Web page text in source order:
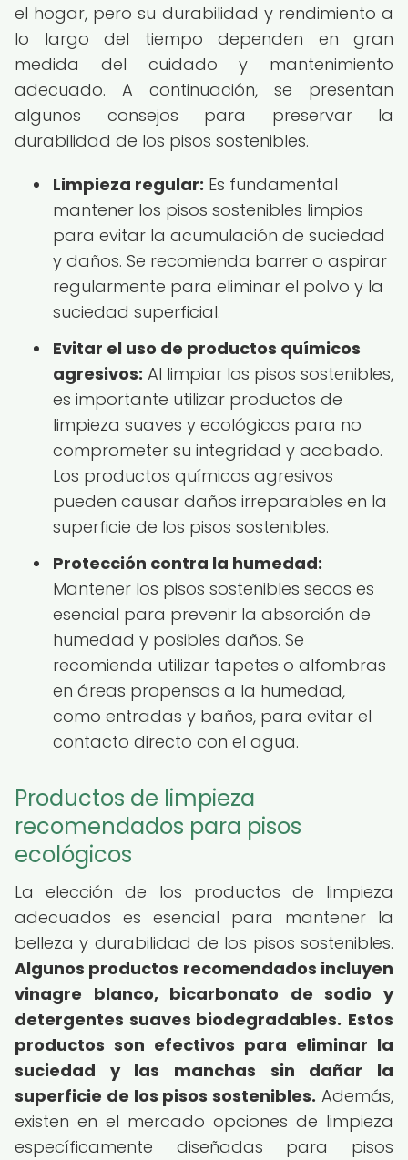
el hogar, pero su durabilidad y rendimiento a
lo largo del tiempo dependen en gran
medida del cuidado y mantenimiento
adecuado. A continuación, se presentan
algunos consejos para preservar la
durabilidad de los pisos sostenibles.
Limpieza regular: Es fundamental
mantener los pisos sostenibles limpios
para evitar la acumulación de suciedad
y daños. Se recomienda barrer o aspirar
regularmente para eliminar el polvo y la
suciedad superficial.
Evitar el uso de productos químicos
agresivos: Al limpiar los pisos sostenibles,
es importante utilizar productos de
limpieza suaves y ecológicos para no
comprometer su integridad y acabado.
Los productos químicos agresivos
pueden causar daños irreparables en la
superficie de los pisos sostenibles.
Protección contra la humedad:
Mantener los pisos sostenibles secos es
esencial para prevenir la absorción de
humedad y posibles daños. Se
recomienda utilizar tapetes o alfombras
en áreas propensas a la humedad,
como entradas y baños, para evitar el
contacto directo con el agua.
Productos de limpieza
recomendados para pisos
ecológicos
La elección de los productos de limpieza
adecuados es esencial para mantener la
belleza y durabilidad de los pisos sostenibles.
Algunos productos recomendados incluyen
vinagre blanco, bicarbonato de sodio y
detergentes suaves biodegradables. Estos
productos son efectivos para eliminar la
suciedad y las manchas sin dañar la
superficie de los pisos sostenibles. Además,
existen en el mercado opciones de limpieza
específicamente diseñadas para pisos